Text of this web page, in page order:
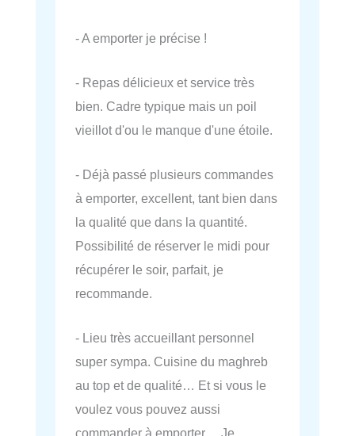
- A emporter je précise !
- Repas délicieux et service très
bien. Cadre typique mais un poil
vieillot d'ou le manque d'une étoile.
- Déjà passé plusieurs commandes
à emporter, excellent, tant bien dans
la qualité que dans la quantité.
Possibilité de réserver le midi pour
récupérer le soir, parfait, je
recommande.
- Lieu très accueillant personnel
super sympa. Cuisine du maghreb
au top et de qualité… Et si vous le
voulez vous pouvez aussi
commander à emporter… Je